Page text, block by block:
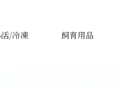
活/冷凍 飼育用品